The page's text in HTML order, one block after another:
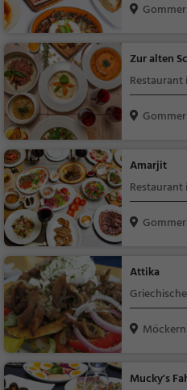
Zur alten
Amarjit
Attika
Möckern
Mucky's